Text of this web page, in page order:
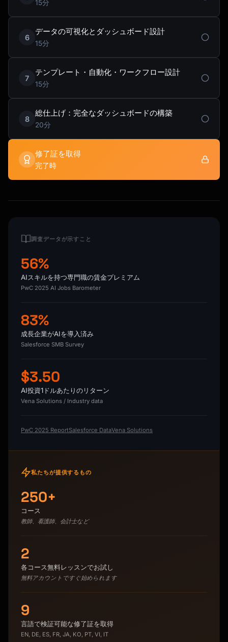
15分
6
データの可視化とダッシュボード設計
15分
7
テンプレート・自動化・ワークフロー設計
15分
8
総仕上げ：完全なダッシュボードの構築
20分
修了証を取得
完了時
調査データが示すこと
56%
AIスキルを持つ専門職の賃金プレミアム
PwC 2025 AI Jobs Barometer
83%
成長企業がAIを導入済み
Salesforce SMB Survey
$3.50
AI投資1ドルあたりのリターン
Vena Solutions / Industry data
PwC 2025 ReportSalesforce DataVena Solutions
私たちが提供するもの
250+
コース
教師、看護師、会計士など
2
各コース無料レッスンでお試し
無料アカウントですぐ始められます
9
言語で検証可能な修了証を取得
EN, DE, ES, FR, JA, KO, PT, VI, IT